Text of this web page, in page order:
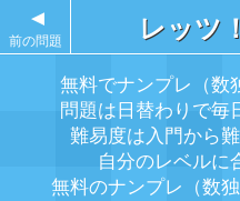
レッツ
無料でナンプレ（数
問題は日替わりで毎
難易度は入門から
自分のレベルに
無料のナンプレ（数
▲
前の問題